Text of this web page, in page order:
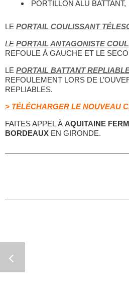
PORTILLON ALU BATTANT,
LE PORTAIL COULISSANT
LE PORTAIL ANTAGONISTE
REFOULE À GAUCHE ET LE
LE PORTAIL BATTANT
REFOULEMENT LORS DE
REPLIABLES.
> TÉLÉCHARGER LE NOUVEAU
FAITES APPEL À AQUITAINE
BORDEAUX EN GIRONDE.